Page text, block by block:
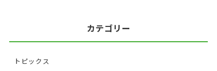
カテゴリー
トピックス